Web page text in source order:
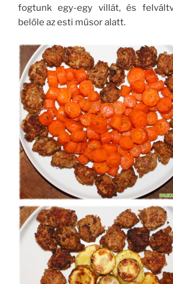
fogtunk egy-egy villát, és
belőle az esti műsor alatt.